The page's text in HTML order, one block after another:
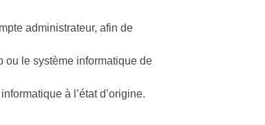
administrateur, afin de
ou le système informatique de
à l’état d’origine.